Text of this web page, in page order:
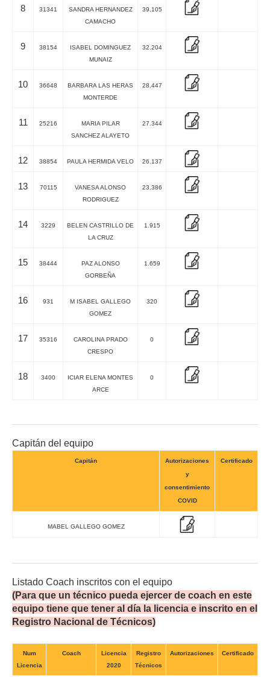
8 31341
SANDRA HERNANDEZ
CAMACHO
39.105
9 38154
ISABEL DOMINGUEZ
MUNAIZ
32.204
10 36648
BARBARA LAS HERAS
MONTERDE
28.447
11 25216
MARIA PILAR
SANCHEZ ALAYETO
27.344
12 38854 PAULA HERMIDA VELO 26.137
13 70115
VANESA ALONSO
RODRIGUEZ
23.386
14 3229
BELEN CASTRILLO DE
LA CRUZ
1.915
15 38444
PAZ ALONSO
GORBEÑA
1.659
16 931
M ISABEL GALLEGO
GOMEZ
320
17 35316
CAROLINA PRADO
CRESPO
0
18 3400
ICIAR ELENA MONTES
ARCE
0
Capitán del equipo
Capitán
Autorizaciones
y
consentimiento
COVID
Certificado
MABEL GALLEGO GOMEZ
Listado Coach inscritos con el equipo
(Para que un técnico pueda ejercer de coach en este
equipo tiene que tener al día la licencia e inscrito en el
Registro Nacional de Técnicos)
Num
Licencia
Coach
Licencia
2020
Registro
Técnicos
Autorizaciones Certificado